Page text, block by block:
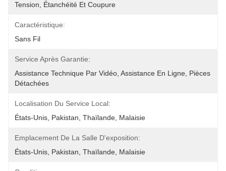
Tension, Étanchéité Et Coupure
Caractéristique:
Sans Fil
Service Après Garantie:
Assistance Technique Par Vidéo, Assistance En Ligne, Pièces
Détachées
Localisation Du Service Local:
États-Unis, Pakistan, Thaïlande, Malaisie
Emplacement De La Salle D'exposition:
États-Unis, Pakistan, Thaïlande, Malaisie